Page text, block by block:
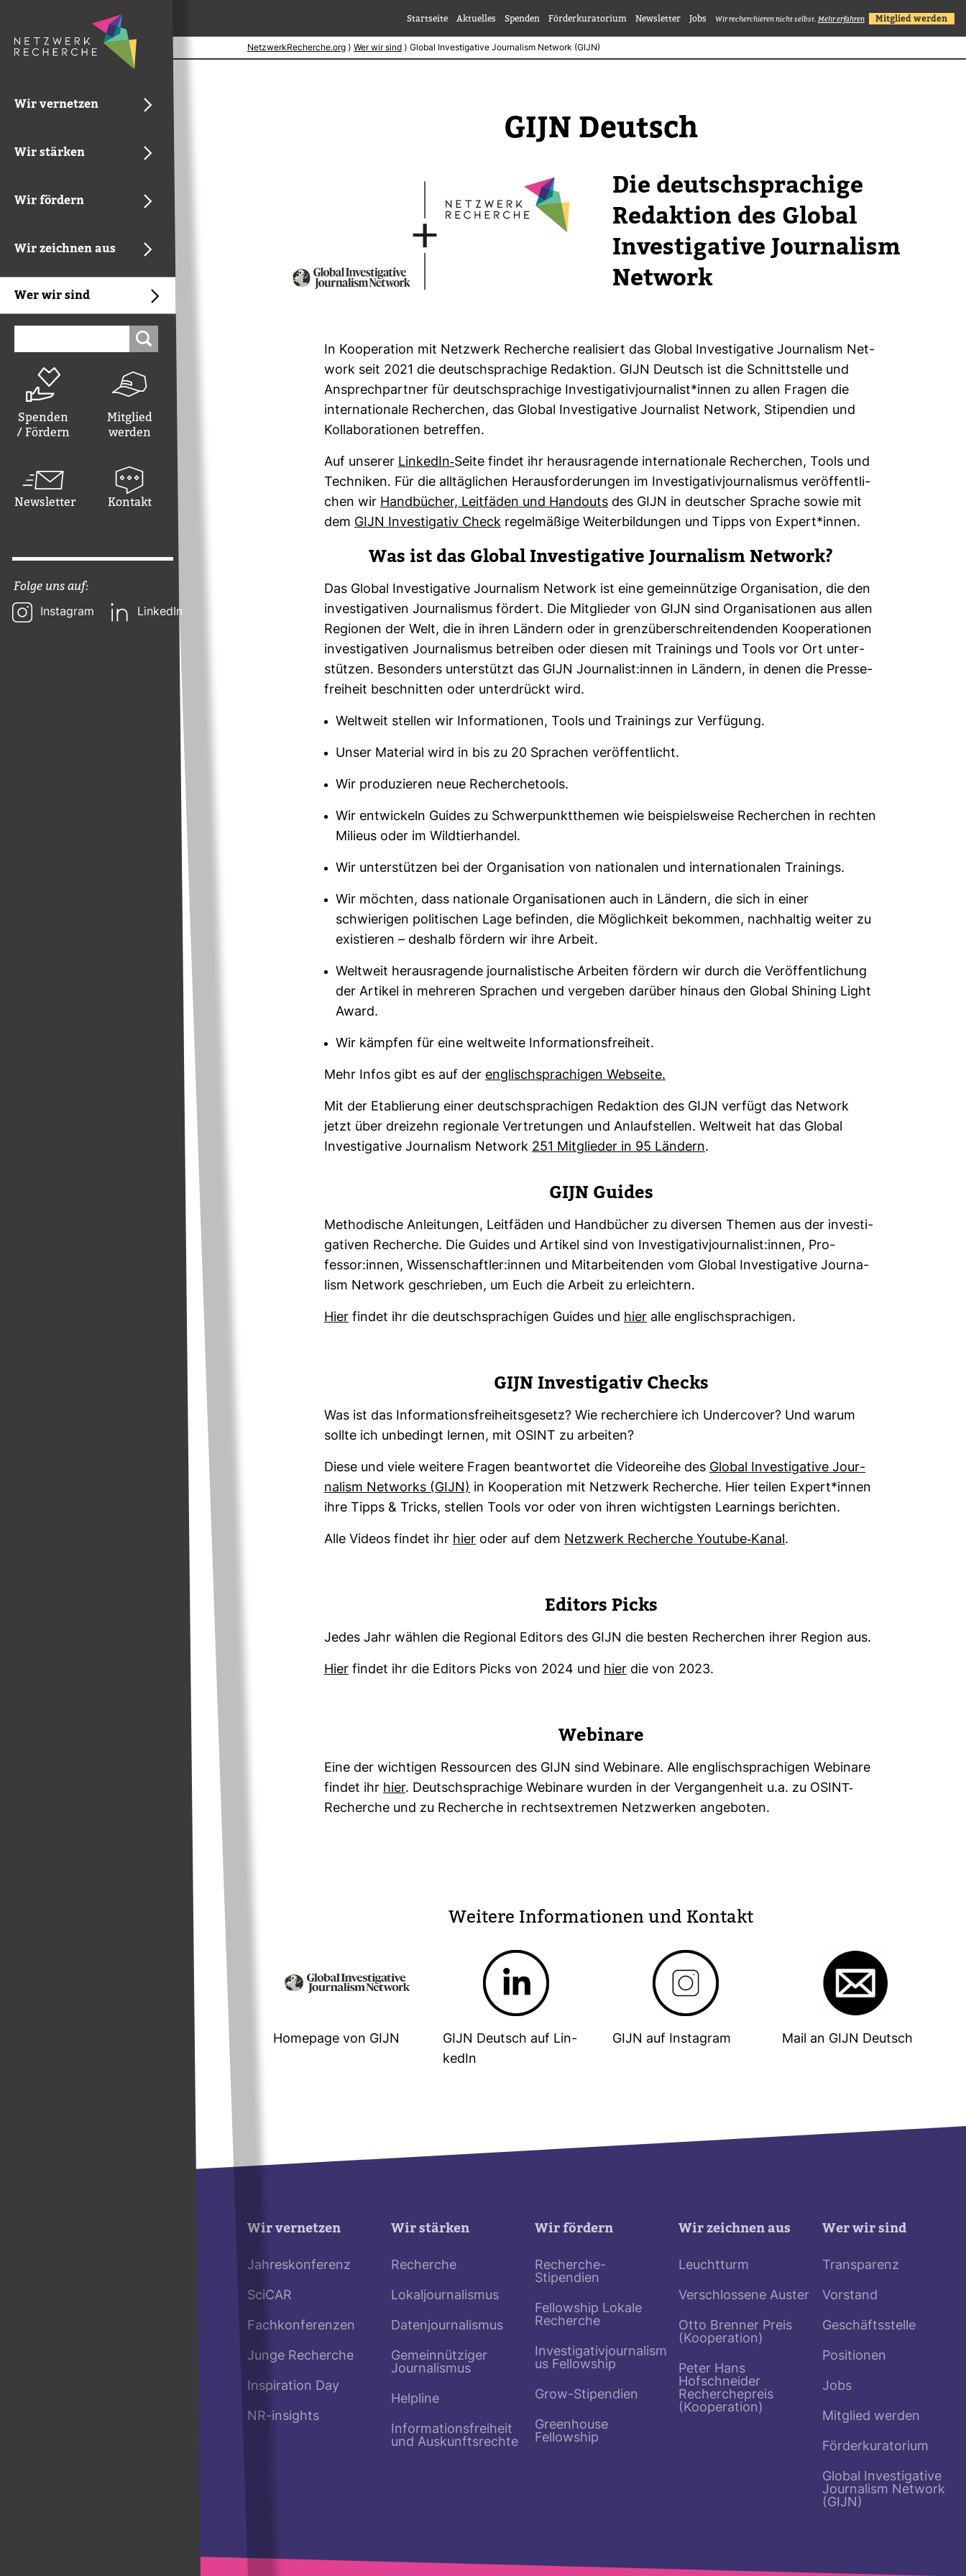
Wir vernetzen
Wir stärken
Wir fördern
Wir zeichnen aus
Wer wir sind
Spenden
/ Fördern
Mitglied
werden
Newsletter Kontakt
Folge uns auf:
Instagram LinkedIn
Startseite Aktuelles Spenden Förderkuratorium Newsletter Jobs Wir recherchieren nicht selbst. Mehr erfahren Mitglied werden
NetzwerkRecherche.org ⟩ Wer wir sind ⟩ Global Investigative Journalism Network (GIJN)
GIJN Deutsch
Die deutsch­spra­chige
Redak­tion des Global
Inves­ti­ga­tive Jour­na­lism
Net­work
In Koope­ra­tion mit Netz­werk Recherche rea­li­siert das Global Inves­ti­ga­tive Jour­na­lism Net­
work seit 2021 die deutsch­spra­chige Redak­tion. GIJN Deutsch ist die Schnitt­stelle und
Ansprech­partner für deutsch­spra­chige Inves­ti­ga­ti­vjour­na­list*innen zu allen Fragen die
inter­na­tio­nale Recher­chen, das Global Inves­ti­ga­tive Jour­na­list Net­work, Sti­pen­dien und
Kol­la­bo­ra­tionen betreffen.
Auf unserer Lin­kedIn-​Seite findet ihr her­aus­ra­gende inter­na­tio­nale Recher­chen, Tools und
Tech­niken. Für die all­täg­li­chen Her­aus­for­de­rungen im Inves­ti­ga­ti­vjour­na­lismus ver­öf­fent­li­
chen wir Hand­bü­cher, Leit­fäden und Hand­outs des GIJN in deut­scher Sprache sowie mit
dem GIJN Inves­ti­gativ Check regel­mä­ßige Wei­ter­bil­dungen und Tipps von Expert*innen.
Was ist das Global Inves­ti­ga­tive Jour­na­lism Net­work?
Das Global Inves­ti­ga­tive Jour­na­lism Net­work ist eine gemein­nüt­zige Orga­ni­sa­tion, die den
inves­ti­ga­tiven Jour­na­lismus för­dert. Die Mit­glieder von GIJN sind Orga­ni­sa­tionen aus allen
Regionen der Welt, die in ihren Län­dern oder in grenz­über­schrei­ten­denden Koope­ra­tionen
inves­ti­ga­tiven Jour­na­lismus betreiben oder diesen mit Trai­nings und Tools vor Ort unter­
stützen. Beson­ders unter­stützt das GIJN Jour­na­list:innen in Län­dern, in denen die Pres­se­
frei­heit beschnitten oder unter­drückt wird.
Weltweit stellen wir Informationen, Tools und Trainings zur Verfügung.
Unser Material wird in bis zu 20 Sprachen veröffentlicht.
Wir produzieren neue Recherchetools.
Wir entwickeln Guides zu Schwerpunktthemen wie beispielsweise Recherchen in rechten
Milieus oder im Wildtierhandel.
Wir unterstützen bei der Organisation von nationalen und internationalen Trainings.
Wir möchten, dass nationale Organisationen auch in Ländern, die sich in einer
schwierigen politischen Lage befinden, die Möglichkeit bekommen, nachhaltig weiter zu
existieren – deshalb fördern wir ihre Arbeit.
Weltweit herausragende journalistische Arbeiten fördern wir durch die Veröffentlichung
der Artikel in mehreren Sprachen und vergeben darüber hinaus den Global Shining Light
Award.
Wir kämpfen für eine weltweite Informationsfreiheit.
Mehr Infos gibt es auf der eng­lisch­spra­chigen Web­seite.
Mit der Eta­blie­rung einer deutsch­spra­chigen Redak­tion des GIJN ver­fügt das Net­work
jetzt über drei­zehn regio­nale Ver­tre­tungen und Anlauf­stellen. Welt­weit hat das Global
Inves­ti­ga­tive Jour­na­lism Net­work 251 Mit­glieder in 95 Län­dern.
GIJN Guides
Metho­di­sche Anlei­tungen, Leit­fäden und Hand­bü­cher zu diversen Themen aus der inves­ti­
ga­tiven Recherche. Die Guides und Artikel sind von Inves­ti­ga­ti­vjour­na­list:innen, Pro­
fessor:innen, Wis­sen­schaftler:innen und Mit­ar­bei­tenden vom Global Inves­ti­ga­tive Jour­na­
lism Net­work geschrieben, um Euch die Arbeit zu erleich­tern.
Hier findet ihr die deutsch­spra­chigen Guides und hier alle eng­lisch­spra­chigen.
GIJN Inves­ti­gativ Checks
Was ist das Infor­ma­ti­ons­frei­heits­ge­setz? Wie recher­chiere ich Under­cover? Und warum
sollte ich unbe­dingt lernen, mit OSINT zu arbeiten?
Diese und viele wei­tere Fragen beant­wortet die Vide­or­eihe des Global Inves­ti­ga­tive Jour­
na­lism Net­works (GIJN) in Koope­ra­tion mit Netz­werk Recherche. Hier teilen Expert*innen
ihre Tipps & Tricks, stellen Tools vor oder von ihren wich­tigsten Lear­nings berichten.
Alle Videos findet ihr hier oder auf dem Netz­werk Recherche You­tube-​​Kanal.
Edi­tors Picks
Jedes Jahr wählen die Regional Edi­tors des GIJN die besten Recher­chen ihrer Region aus.
Hier findet ihr die Edi­tors Picks von 2024 und hier die von 2023.
Webi­nare
Eine der wich­tigen Res­sourcen des GIJN sind Webi­nare. Alle eng­lisch­spra­chigen Webi­nare
findet ihr hier. Deutsch­spra­chige Webi­nare wurden in der Ver­gan­gen­heit u.a. zu OSINT-​
Recherche und zu Recherche in rechts­ex­tremen Netz­werken ange­boten.
Wei­tere Infor­ma­tionen und Kon­takt
Home­page von GIJN
GIJN Deutsch auf Lin­
kedIn
GIJN auf Insta­gram Mail an GIJN Deutsch
Wir vernetzen
Jahreskonferenz
SciCAR
Fachkonferenzen
Junge Recherche
Inspiration Day
NR-insights
Wir stärken
Recherche
Lokaljournalismus
Datenjournalismus
Gemeinnütziger
Journalismus
Helpline
Informationsfreiheit
und Auskunftsrechte
Wir fördern
Recherche-
Stipendien
Fellowship Lokale
Recherche
Investigativjournalism
us Fellowship
Grow-Stipendien
Greenhouse
Fellowship
Wir zeichnen aus
Leuchtturm
Verschlossene Auster
Otto Brenner Preis
(Kooperation)
Peter Hans
Hofschneider
Recherchepreis
(Kooperation)
Wer wir sind
Transparenz
Vorstand
Geschäftsstelle
Positionen
Jobs
Mitglied werden
Förderkuratorium
Global Investigative
Journalism Network
(GIJN)